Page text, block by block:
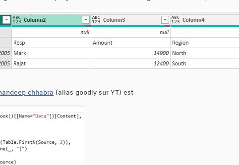
chhabra (alias goodly sur YT) est